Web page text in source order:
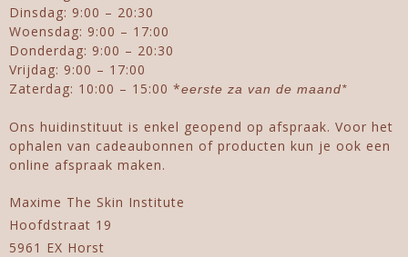
Dinsdag: 9:00 – 20:30
Woensdag: 9:00 – 17:00
Donderdag: 9:00 – 20:30
Vrijdag: 9:00 – 17:00
Zaterdag: 10:00 – 15:00 *eerste za van de maand*
Ons huidinstituut is enkel geopend op afspraak. Voor het
ophalen van cadeaubonnen of producten kun je ook een
online afspraak maken.
Maxime The Skin Institute
Hoofdstraat 19
5961 EX Horst